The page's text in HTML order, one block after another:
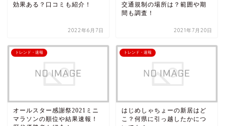
効果ある？口コミも紹介！
2022年6月7日
交通規制の場所は？範囲や期
間も調査！
2021年7月20日
トレンド・速報
オールスター感謝祭2021ミニ
マラソンの順位や結果速報！
トレンド・速報
はじめしゃちょーの新居はど
こ？何県に引っ越したかにつ